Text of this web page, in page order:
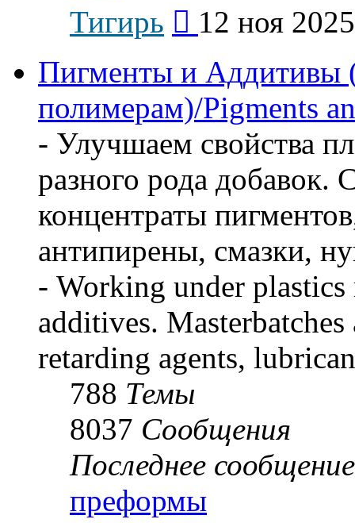
Тигирь
последнему
12 ноя
Пигменты и Аддитивы
полимерам)/Pigments
- Улучшаем свойства
разного рода добавок.
концентраты
антипирены, смазки,
- Working under
additives.
retarding agents,
788 Темы
8037 Сообщения
Последнее сообщение
преформы